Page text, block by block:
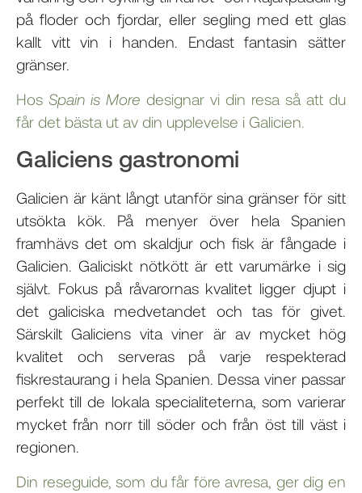
på floder och fjordar, eller segling med ett glas
kallt vitt vin i handen. Endast fantasin sätter
gränser.
Hos Spain is More designar vi din resa så att du
får det bästa ut av din upplevelse i Galicien.
Galiciens gastronomi
Galicien är känt långt utanför sina gränser för sitt
utsökta kök. På menyer över hela Spanien
framhävs det om skaldjur och fisk är fångade i
Galicien. Galiciskt nötkött är ett varumärke i sig
självt. Fokus på råvarornas kvalitet ligger djupt i
det galiciska medvetandet och tas för givet.
Särskilt Galiciens vita viner är av mycket hög
kvalitet och serveras på varje respekterad
fiskrestaurang i hela Spanien. Dessa viner passar
perfekt till de lokala specialiteterna, som varierar
mycket från norr till söder och från öst till väst i
regionen.
Din reseguide, som du får före avresa, ger dig en